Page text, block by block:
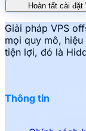
Hoàn tất cài đặt
Giải pháp VPS
mọi quy mô,
tiện lợi, đó là
Thông tin